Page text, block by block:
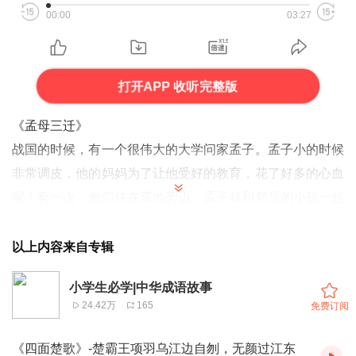
00:00 03:27
打开APP 收听完整版
《孟母三迁》
战国的时候，有一个很伟大的大学问家孟子。孟子小的时候
非常调皮，他的妈妈为了让他受好的教育，花了好多的心血
妈妈看到了，就皱起眉头：「不行！我不能让我的孩子住在
这里了！」
孟子的妈妈就带着孟子搬到市集旁边去住。到了市集，孟子
又和邻居的小孩，学起商人做生意的样子。一会儿鞠躬欢迎
客人、一会儿招待客人、一会儿和客人讨价还价，表演得像
以上内容来自专辑
小学生必学|中华成语故事
24.42万 165 免费订阅
《四面楚歌》-楚霸王项羽乌江边自刎，无颜过江东